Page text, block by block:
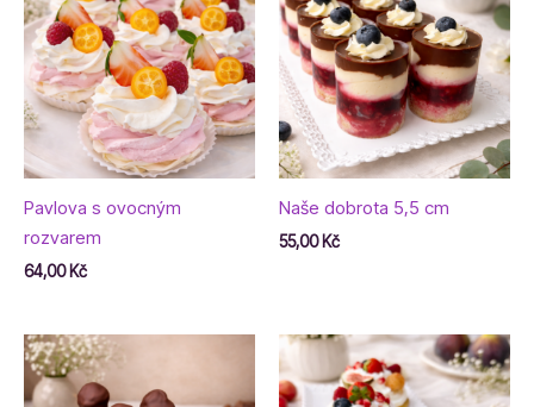
Pavlova s ovocným
rozvarem
64,00Kč
Naše dobrota 5,5 cm
55,00Kč